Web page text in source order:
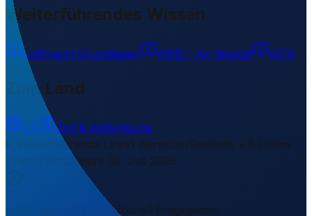
Weiterführendes Wissen
Luftfracht Grundlagen AWB – Air Waybill IATA
Zum Land
UG
Zoll & Abfertigung
Weiterführende Links1 Bereiche/Sections • 8 Links▾
Zuletzt aktualisiert: 30. Juli 2026
Inhalt geprüft & redaktionell freigegeben